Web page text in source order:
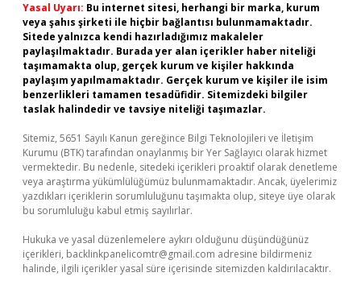
Yasal Uyarı: Bu internet sitesi, herhangi bir marka, kurum
veya şahıs şirketi ile hiçbir bağlantısı bulunmamaktadır.
Sitede yalnızca kendi hazırladığımız makaleler
paylaşılmaktadır. Burada yer alan içerikler haber niteliği
taşımamakta olup, gerçek kurum ve kişiler hakkında
paylaşım yapılmamaktadır. Gerçek kurum ve kişiler ile isim
benzerlikleri tamamen tesadüfidir. Sitemizdeki bilgiler
taslak halindedir ve tavsiye niteliği taşımazlar.
Sitemiz, 5651 Sayılı Kanun gereğince Bilgi Teknolojileri ve İletişim
Kurumu (BTK) tarafından onaylanmış bir Yer Sağlayıcı olarak hizmet
vermektedir. Bu nedenle, sitedeki içerikleri proaktif olarak denetleme
veya araştırma yükümlülüğümüz bulunmamaktadır. Ancak, üyelerimiz
yazdıkları içeriklerin sorumluluğunu taşımakta olup, siteye üye olarak
bu sorumluluğu kabul etmiş sayılırlar.
Hukuka ve yasal düzenlemelere aykırı olduğunu düşündüğünüz
içerikleri, backlinkpanelicomtr@gmail.com adresine bildirmeniz
halinde, ilgili içerikler yasal süre içerisinde sitemizden kaldırılacaktır.